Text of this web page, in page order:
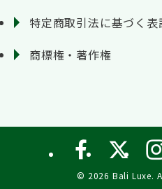
特定商取引法に基づく表
商標権・著作権
© 2026 Bali Luxe.